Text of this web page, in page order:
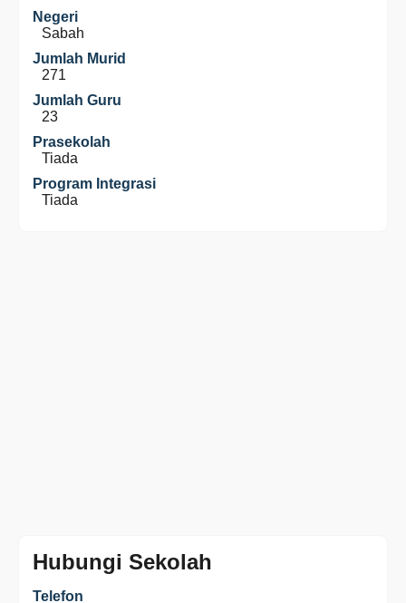
Negeri
Sabah
Jumlah Murid
271
Jumlah Guru
23
Prasekolah
Tiada
Program Integrasi
Tiada
Hubungi Sekolah
Telefon